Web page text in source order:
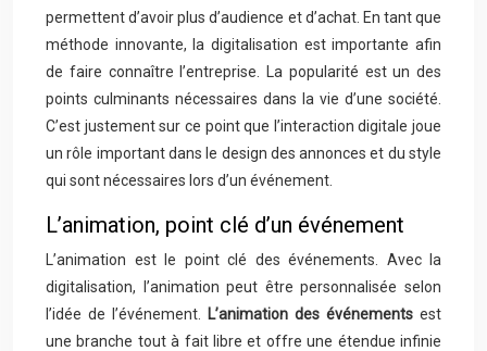
permettent d’avoir plus d’audience et d’achat. En tant que
méthode innovante, la digitalisation est importante afin
de faire connaître l’entreprise. La popularité est un des
points culminants nécessaires dans la vie d’une société.
C’est justement sur ce point que l’interaction digitale joue
un rôle important dans le design des annonces et du style
qui sont nécessaires lors d’un événement.
L’animation, point clé d’un événement
L’animation est le point clé des événements. Avec la
digitalisation, l’animation peut être personnalisée selon
l’idée de l’événement.
L’animation des événements est
une branche tout à fait libre et offre une étendue infinie